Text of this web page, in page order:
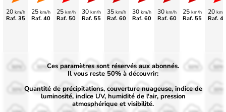
20 km/h
Raf. 35
25 km/h
Raf. 40
25 km/h
Raf. 50
30 km/h
Raf. 55
35 km/h
Raf. 60
30 km/h
Raf. 60
30 km/h
Raf. 60
25 km/h
Raf. 55
20 km/
Raf.
50%
30%
50%
30%
50%
30%
50%
30%
50%
30%
50%
30%
50%
30%
Ces paramètres sont réservés aux abonnés.
Il vous reste 50% à découvrir:
Quantité de précipitations, couverture nuageuse, indice de
luminosité, indice UV, humidité de l'air, pression
atmosphérique et visibilité.